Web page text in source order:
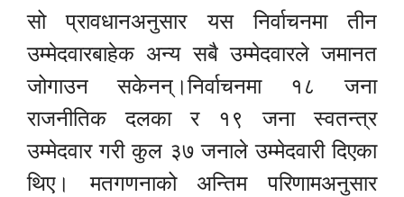
सो प्रावधानअनुसार यस निर्वाचनमा तीन
उम्मेदवारबाहेक अन्य सबै उम्मेदवारले जमानत
जोगाउन सकेनन्।निर्वाचनमा १८ जना
राजनीतिक दलका र १९ जना स्वतन्त्र
उम्मेदवार गरी कुल ३७ जनाले उम्मेदवारी दिएका
थिए। मतगणनाको अन्तिम परिणामअनुसार